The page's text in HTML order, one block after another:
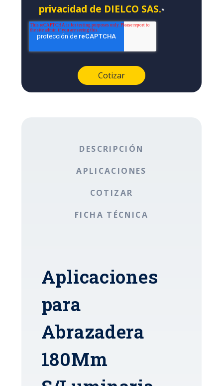
privacidad de DIELCO SAS.*
DESCRIPCIÓN
APLICACIONES
COTIZAR
FICHA TÉCNICA
Aplicaciones
para
Abrazadera
180Mm